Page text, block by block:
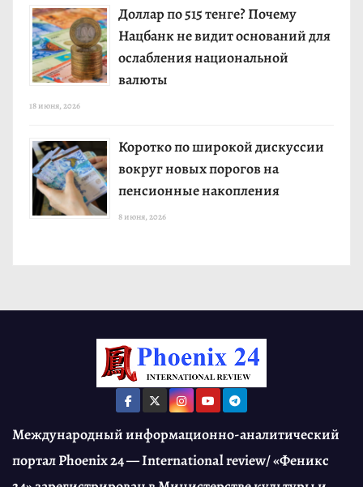
Доллар по 515 тенге? Почему
Нацбанк не видит оснований для
ослабления национальной
валюты
18 июня, 2026
Коротко по широкой дискуссии
вокруг новых порогов на
пенсионные накопления
8 июня, 2026
Международный информационно-аналитический
портал Phoenix 24 — International review/ «Феникс